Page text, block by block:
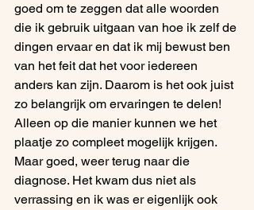
goed om te zeggen dat alle woorden
die ik gebruik uitgaan van hoe ik zelf de
dingen ervaar en dat ik mij bewust ben
van het feit dat het voor iedereen
anders kan zijn. Daarom is het ook juist
zo belangrijk om ervaringen te delen!
Alleen op die manier kunnen we het
plaatje zo compleet mogelijk krijgen.
Maar goed, weer terug naar die
diagnose. Het kwam dus niet als
verrassing en ik was er eigenlijk ook